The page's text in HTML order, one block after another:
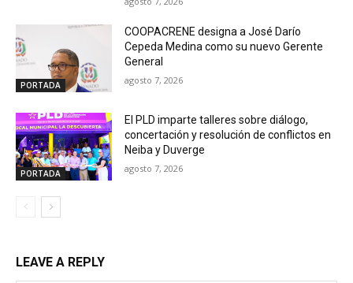
PORTADA
COOPACRENE designa a José Darío
Cepeda Medina como su nuevo Gerente
General
agosto 7, 2026
PORTADA
El PLD imparte talleres sobre diálogo,
concertación y resolución de conflictos en
Neiba y Duverge
agosto 7, 2026
LEAVE A REPLY